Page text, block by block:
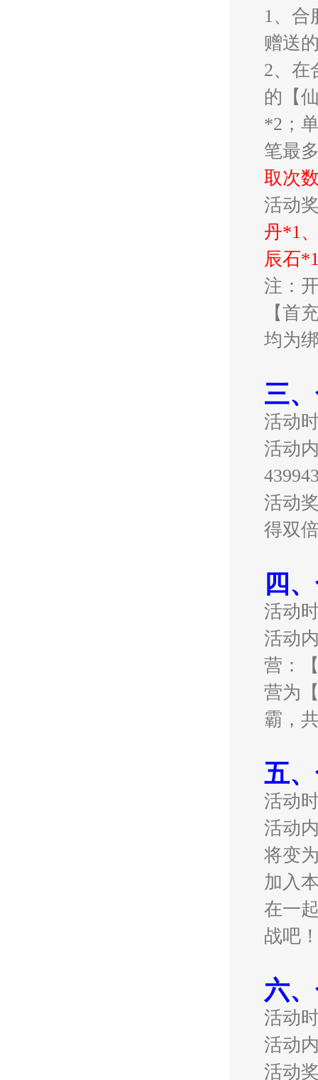
1、合
赠送
2、在
的【
*2；
笔最
取次
活动
丹*1
辰石
注：
【首
均为
三、
活动
活动
活动
得双
四、
活动
活动
营：
营为
霸，
五、
活动
活动
将变
加入
在一
战吧
六、
活动
活动
活动